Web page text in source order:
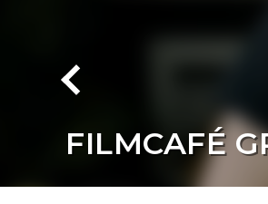
FILMCAFÉ